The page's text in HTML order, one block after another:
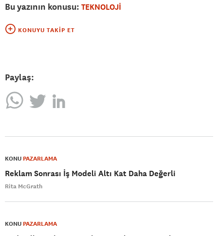
Bu yazının konusu: TEKNOLOJİ
KONUYU TAKIP ET
Paylaş:
KONU PAZARLAMA
Reklam Sonrası İş Modeli Altı Kat Daha Değerli
Rita McGrath
KONU PAZARLAMA